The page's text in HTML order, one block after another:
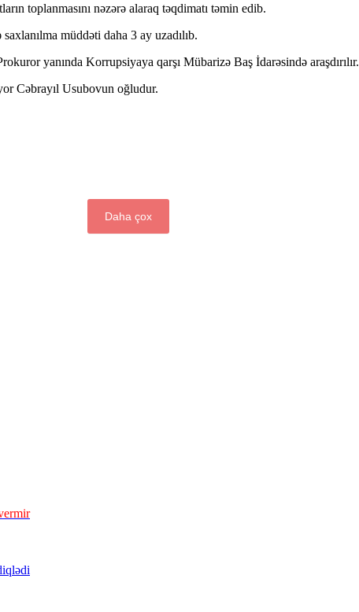
toplanmasını nəzərə alaraq təqdimatı təmin edib.
müddəti daha 3 ay uzadılıb.
yanında Korrupsiyaya qarşı Mübarizə Baş İdarəsində araşdırılır.
Cəbrayıl Usubovun oğludur.
Daha çox